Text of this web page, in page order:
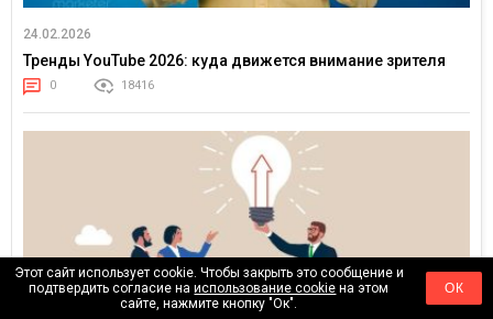
24.02.2026
Тренды YouTube 2026: куда движется внимание зрителя
0 18416
Этот сайт использует cookie. Чтобы закрыть это сообщение и
подтвердить согласие наиспользование cookie на этом
сайте, нажмите кнопку "Ок".
ОК